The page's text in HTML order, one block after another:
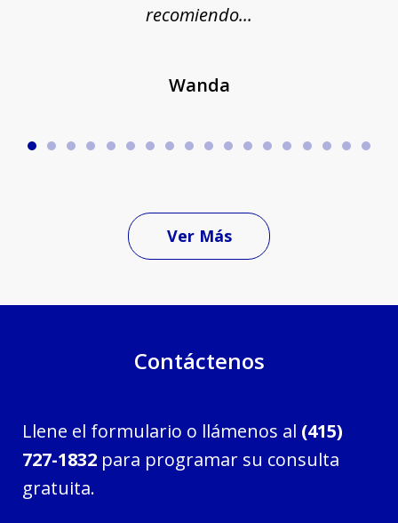
recomiendo...
Wanda
Ver Más
Contáctenos
Llene el formulario o llámenos al (415)
727-1832 para programar su consulta
gratuita.